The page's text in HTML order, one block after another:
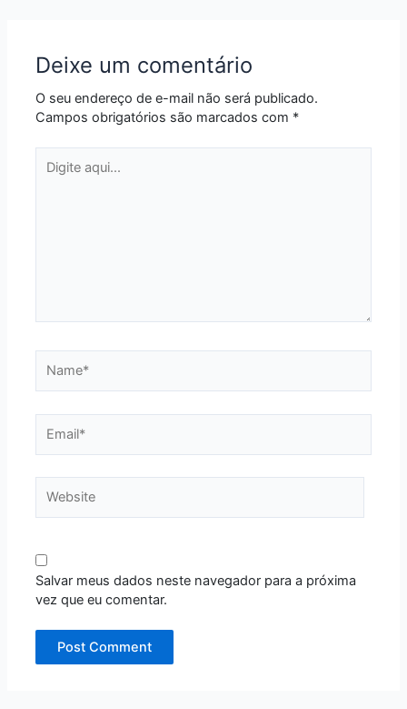
Deixe um comentário
O seu endereço de e-mail não será publicado.
Campos obrigatórios são marcados com *
aqui...
Salvar meus dados neste navegador para a próxima
vez que eu comentar.